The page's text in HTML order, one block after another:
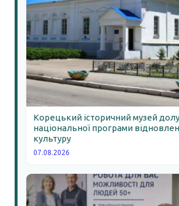
Корецький історичний музей
національної програми
культуру
07.08.2026